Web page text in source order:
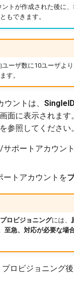
トが作成された後に、
もできます。
ーザ数に10ユーザよ
す。
ントは、
画面に表示されます
を参照してください。
サポートアカウン
ートアカウントを
プロビジョニングには、
至急、対応が必要な場
ロビジョニング後